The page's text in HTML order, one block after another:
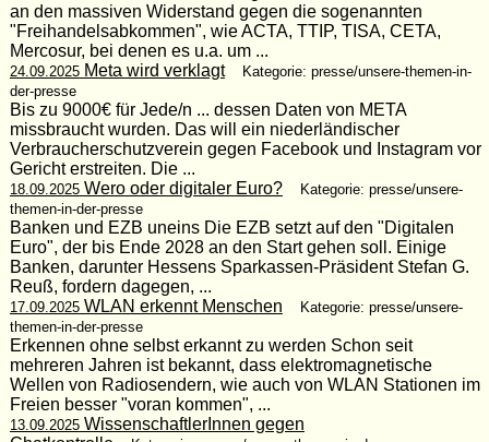
an den massiven Widerstand gegen die sogenannten
"Freihandelsabkommen", wie ACTA, TTIP, TISA, CETA,
Mercosur, bei denen es u.a. um ...
24.09.2025Meta wird verklagt
Kategorie: presse/unsere-themen-in-
der-presse
Bis zu 9000€ für Jede/n ... dessen Daten von META
missbraucht wurden. Das will ein niederländischer
Verbraucherschutzverein gegen Facebook und Instagram vor
Gericht erstreiten. Die ...
18.09.2025Wero oder digitaler Euro?
Kategorie: presse/unsere-
themen-in-der-presse
Banken und EZB uneins Die EZB setzt auf den "Digitalen
Euro", der bis Ende 2028 an den Start gehen soll. Einige
Banken, darunter Hessens Sparkassen-Präsident Stefan G.
Reuß, fordern dagegen, ...
17.09.2025WLAN erkennt Menschen
Kategorie: presse/unsere-
themen-in-der-presse
Erkennen ohne selbst erkannt zu werden Schon seit
mehreren Jahren ist bekannt, dass elektromagnetische
Wellen von Radiosendern, wie auch von WLAN Stationen im
Freien besser "voran kommen", ...
13.09.2025WissenschaftlerInnen gegen